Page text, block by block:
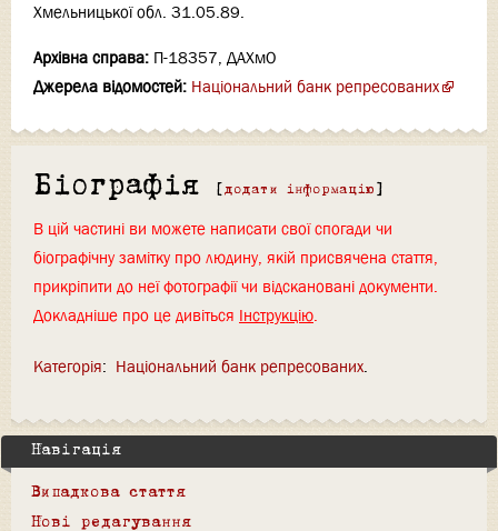
Хмельницької обл. 31.05.89.
Архівна справа: П-18357, ДАХмО
Джерела відомостей: Національний банк репресованих
Біографія [ додати інформацію ]
В цій частині ви можете написати свої спогади чи
біографічну замітку про людину, якій присвячена стаття,
прикріпити до неї фотографії чи відскановані документи.
Докладніше про це дивіться Інструкцію.
Категорія: Національний банк репресованих
Навігація
Випадкова стаття
Нові редагування